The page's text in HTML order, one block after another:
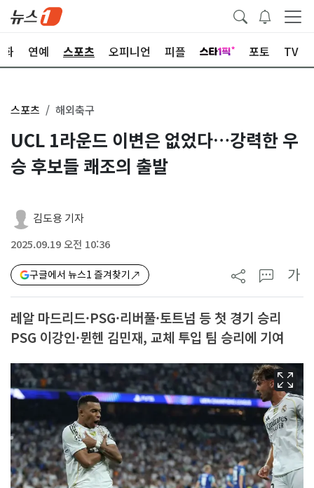
화 연예 스포츠 오피니언 피플 포토 TV
스포츠 해외축구
UCL 1라운드 이변은 없었다…강력한 우
승 후보들 쾌조의 출발
김도용 기자
2025.09.19 오전 10:36
구글에서 뉴스1 즐겨찾기 가
레알 마드리드·PSG·리버풀·토트넘 등 첫 경기 승리
PSG 이강인·뮌헨 김민재, 교체 투입 팀 승리에 기여